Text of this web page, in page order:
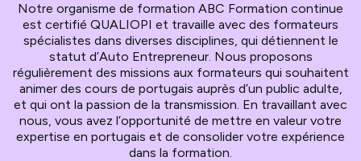
Notre organisme de formation ABC Formation continue
est certifié QUALIOPI et travaille avec des formateurs
spécialistes dans diverses disciplines, qui détiennent le
statut d’Auto Entrepreneur. Nous proposons
régulièrement des missions aux formateurs qui souhaitent
animer des cours de portugais auprès d’un public adulte,
et qui ont la passion de la transmission. En travaillant avec
nous, vous avez l’opportunité de mettre en valeur votre
expertise en portugais et de consolider votre expérience
dans la formation.